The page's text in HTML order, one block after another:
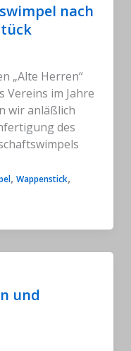
nach
„Alte Herren“
Vereins im Jahre
wir anläßlich
des
, Wappenstick,
und